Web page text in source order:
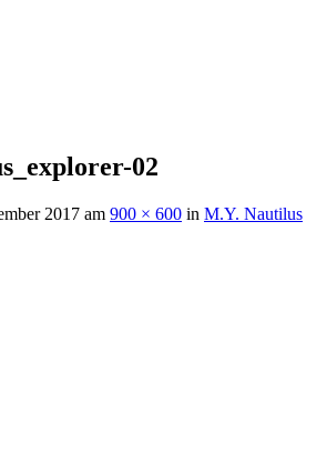
02
2017 am 900 × 600 in M.Y. Nautilus